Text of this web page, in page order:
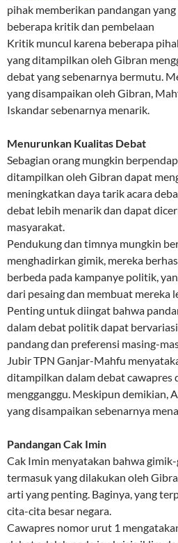
pihak memberikan pandangan
beberapa kritik dan pembelaan
Kritik muncul karena beberapa
yang ditampilkan oleh Gibran
debat yang sebenarnya bermutu.
yang disampaikan oleh Gibran,
Iskandar sebenarnya menarik.
Menurunkan Kualitas Debat
Sebagian orang mungkin
ditampilkan oleh Gibran dapat
meningkatkan daya tarik acara
debat lebih menarik dan dapat
masyarakat.
Pendukung dan timnya mungkin
menghadirkan gimik, mereka
berbeda pada kampanye politik,
dari pesaing dan membuat mereka
Penting untuk diingat bahwa
dalam debat politik dapat
pandang dan preferensi masing-
Jubir TPN Ganjar-Mahfu
ditampilkan dalam debat cawapres
mengganggu. Meskipun demikian,
yang disampaikan sebenarnya
Pandangan Cak Imin
Cak Imin menyatakan bahwa
termasuk yang dilakukan oleh
arti yang penting. Baginya, yang
cita-cita besar negara.
Cawapres nomor urut 1